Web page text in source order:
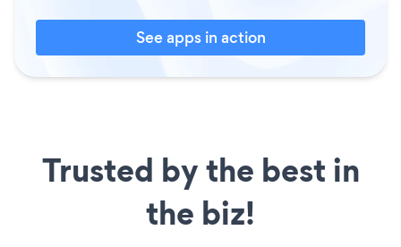
See apps in action
Trusted by the best in
the biz!